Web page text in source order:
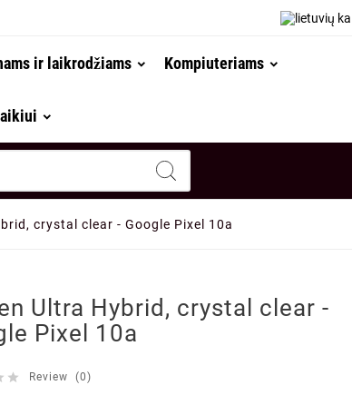
ir laikrodžiams Kompiuteriams
crystal clear - Google Pixel 10a
Ultra Hybrid, crystal clear -
Pixel 10a
 Review (0)